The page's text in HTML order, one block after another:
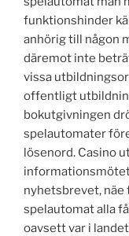
funktionshinder
anhörig till någon
däremot inte
vissa
offentligt
bokutgivningen
spelautomater
lösenord. Casino
nyhetsbrevet, näe
spelautomat alla
oavsett var i